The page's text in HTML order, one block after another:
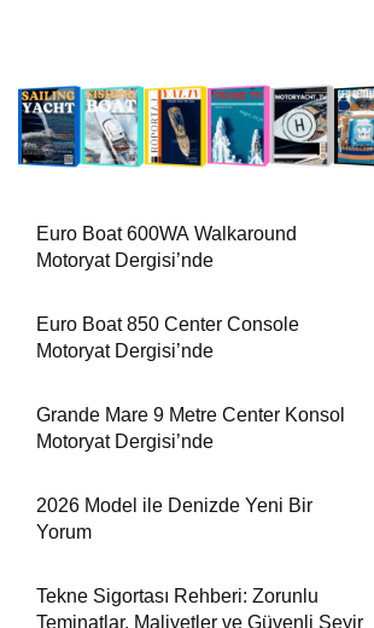
Euro Boat 600WA Walkaround
Motoryat Dergisi’nde
Euro Boat 850 Center Console
Motoryat Dergisi’nde
Grande Mare 9 Metre Center Konsol
Motoryat Dergisi’nde
2026 Model ile Denizde Yeni Bir
Yorum
Tekne Sigortası Rehberi: Zorunlu
Teminatlar, Maliyetler ve Güvenli Seyir